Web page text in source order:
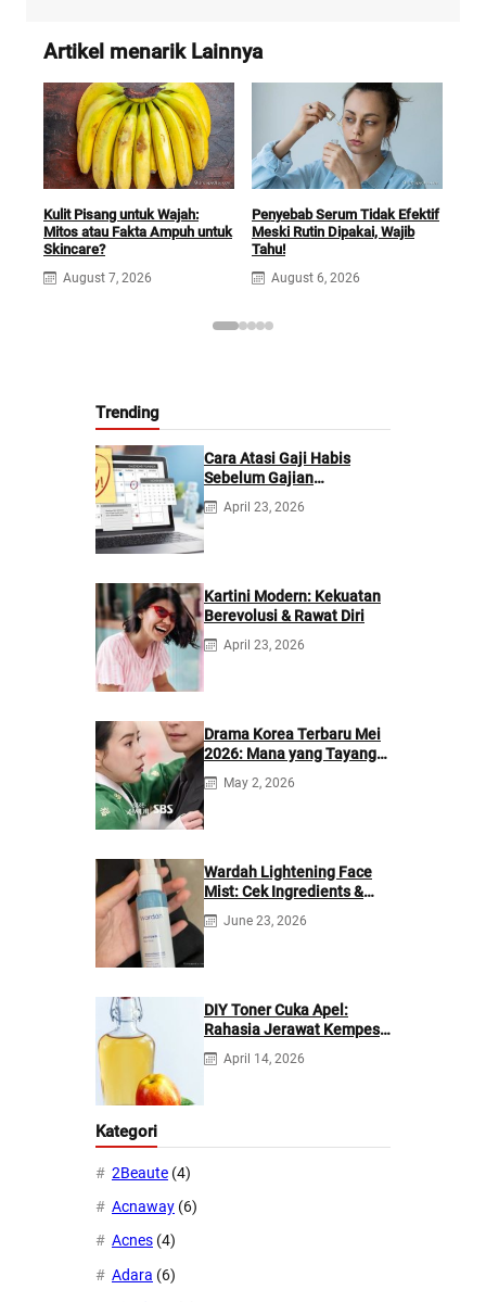
Artikel menarik Lainnya
Kulit Pisang untuk Wajah:
Mitos atau Fakta Ampuh untuk
Skincare?
August 7, 2026
Penyebab Serum Tidak Efektif
Meski Rutin Dipakai, Wajib
Tahu!
August 6, 2026
Trending
Cara Atasi Gaji Habis
Sebelum Gajian
Berikutnya
April 23, 2026
Kartini Modern: Kekuatan
Berevolusi & Rawat Diri
April 23, 2026
Drama Korea Terbaru Mei
2026: Mana yang Tayang
di Netflix?
May 2, 2026
Wardah Lightening Face
Mist: Cek Ingredients &
Manfaatnya
June 23, 2026
DIY Toner Cuka Apel:
Rahasia Jerawat Kempes
dalam 2 Hari!
April 14, 2026
Kategori
2Beaute (4)
Acnaway (6)
Acnes (4)
Adara (6)